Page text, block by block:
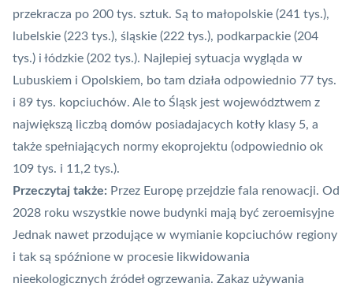
przekracza po 200 tys. sztuk. Są to małopolskie (241 tys.),
lubelskie (223 tys.), śląskie (222 tys.), podkarpackie (204
tys.) i łódzkie (202 tys.). Najlepiej sytuacja wygląda w
Lubuskiem i Opolskiem, bo tam działa odpowiednio 77 tys.
i 89 tys. kopciuchów. Ale to Śląsk jest województwem z
największą liczbą domów posiadajacych kotły klasy 5, a
także spełniających normy ekoprojektu (odpowiednio ok
109 tys. i 11,2 tys.).
Przeczytaj także: Przez Europę przejdzie fala renowacji. Od
2028 roku wszystkie nowe budynki mają być zeroemisyjne
Jednak nawet przodujące w wymianie kopciuchów regiony
i tak są spóźnione w procesie likwidowania
nieekologicznych źródeł ogrzewania. Zakaz używania